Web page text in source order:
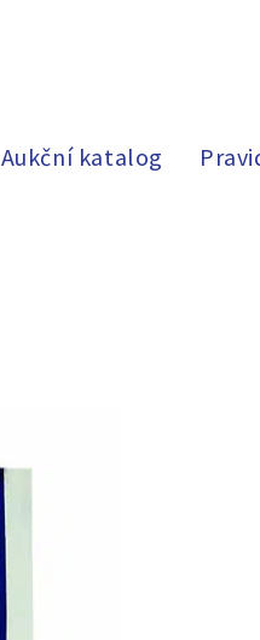
Aukční katalog